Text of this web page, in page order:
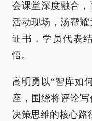
会课堂深度融合，
活动现场，汤帮
证书，学员代表
悟。
高明勇以“智库如
座，围绕将评论
决策思维的核心路